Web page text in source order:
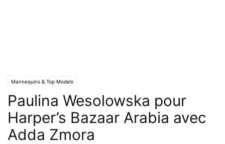
Mannequins & Top Models
Paulina Wesolowska pour
Harper’s Bazaar Arabia avec
Adda Zmora